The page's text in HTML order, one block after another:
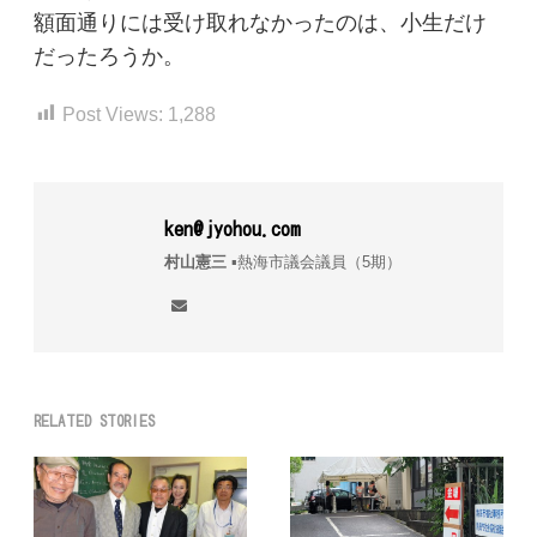
額面通りには受け取れなかったのは、小生だけ
だったろうか。
Post Views: 1,288
ken@jyohou.com
村山憲三▪︎熱海市議会議員（5期）
RELATED STORIES